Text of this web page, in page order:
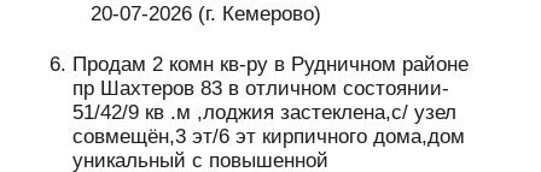
20-07-2026 (г. Кемерово)
Продам 2 комн кв-ру в Рудничном районе
пр Шахтеров 83 в отличном состоянии-
51/42/9 кв .м ,лоджия застеклена,с/ узел
совмещён,3 эт/6 эт кирпичного дома,дом
уникальный с повышенной